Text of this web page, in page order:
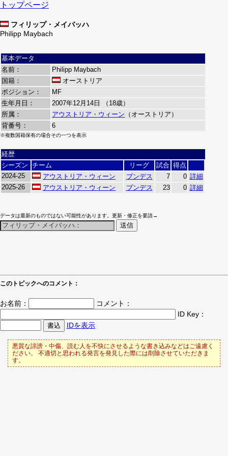
トップページ
フィリップ・メイバッハ
Philipp Maybach
基本データ
名前：
Philipp Maybach
国籍：
オーストリア
ポジション：
MF
生年月日：
2007年12月14日 （18歳）
所属：
アウストリア・ウィーン （オーストリア）
背番号：
6
※複数国籍保有の場合その一つを表示
経歴
シーズン チーム リーグ 試合 得点
2024-25
アウストリア・ウィーン ブンデス 7 0 詳細
2025-26
アウストリア・ウィーン ブンデス 23 0 詳細
データは最新のものではない可能性があります。更新・修正を要請→
このトピックへのコメント：
お名前：
コメント：
ID Key：
IDを表示
悪質な誹謗・中傷、読む人を不快にさせるような書き込みなどはご遠慮く
ださい。 不適切と思われる発言を発見した際には削除させていただきま
す。